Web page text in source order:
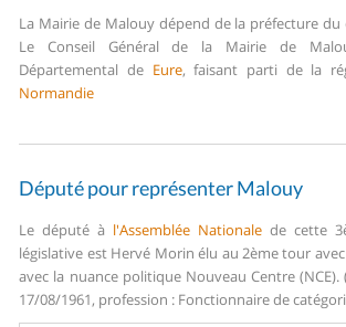
La Mairie de Malouy dépend de la préfecture
Le Conseil Général de la Mairie de
Départemental de Eure, faisant parti de la
Normandie
Député pour représenter Malouy
Le député à l'Assemblée Nationale de cette
législative est Hervé Morin élu au 2ème tour
avec la nuance politique Nouveau Centre (NCE).
17/08/1961, profession : Fonctionnaire de